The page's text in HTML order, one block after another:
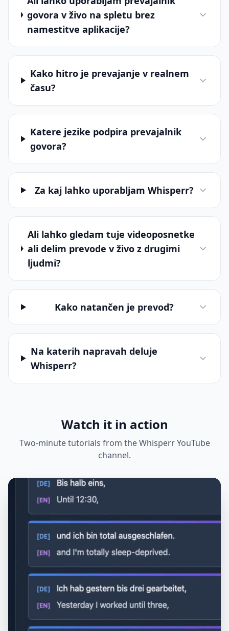
govora v živo na spletu brez
namestitve aplikacije?
Kako hitro je prevajanje v realnem
času?
Katere jezike podpira prevajalnik
govora?
Za kaj lahko uporabljam Whisperr?
Ali lahko gledam tuje videoposnetke
ali delim prevode v živo z drugimi
ljudmi?
Kako natančen je prevod?
Na katerih napravah deluje
Whisperr?
Watch it in action
Two-minute tutorials from the Whisperr YouTube
channel.